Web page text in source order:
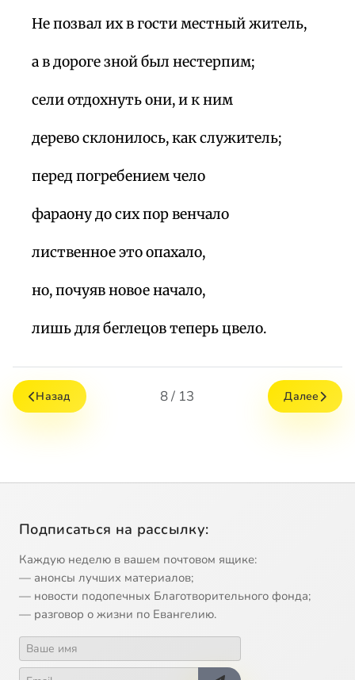
Не позвал их в гости местный житель,
а в дороге зной был нестерпим;
сели отдохнуть они, и к ним
дерево склонилось, как служитель;
перед погребением чело
фараону до сих пор венчало
лиственное это опахало,
но, почуяв новое начало,
лишь для беглецов теперь цвело.
Назад 8 / 13 Далее
Подписаться на рассылку:
Каждую неделю в вашем почтовом ящике:
— анонсы лучших материалов;
— новости подопечных Благотворительного фонда;
— разговор о жизни по Евангелию.